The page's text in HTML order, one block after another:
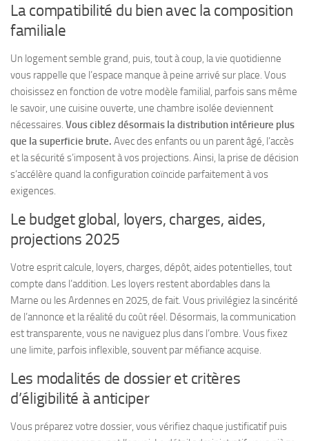
La compatibilité du bien avec la composition
familiale
Un logement semble grand, puis, tout à coup, la vie quotidienne
vous rappelle que l’espace manque à peine arrivé sur place. Vous
choisissez en fonction de votre modèle familial, parfois sans même
le savoir, une cuisine ouverte, une chambre isolée deviennent
nécessaires. Vous ciblez désormais la distribution intérieure plus
que la superficie brute. Avec des enfants ou un parent âgé, l’accès
et la sécurité s’imposent à vos projections. Ainsi, la prise de décision
s’accélère quand la configuration coïncide parfaitement à vos
exigences.
Le budget global, loyers, charges, aides,
projections 2025
Votre esprit calcule, loyers, charges, dépôt, aides potentielles, tout
compte dans l’addition. Les loyers restent abordables dans la
Marne ou les Ardennes en 2025, de fait. Vous privilégiez la sincérité
de l’annonce et la réalité du coût réel. Désormais, la communication
est transparente, vous ne naviguez plus dans l’ombre. Vous fixez
une limite, parfois inflexible, souvent par méfiance acquise.
Les modalités de dossier et critères
d’éligibilité à anticiper
Vous préparez votre dossier, vous vérifiez chaque justificatif puis